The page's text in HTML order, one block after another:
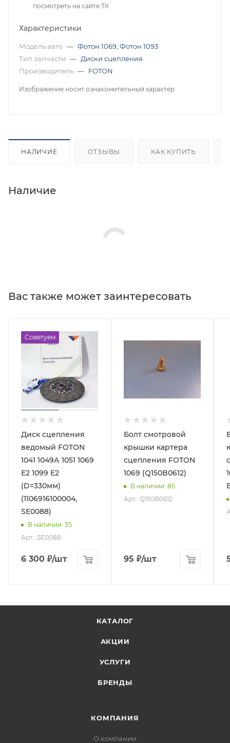
посмотреть на сайте ТК
Характеристики
Модель авто — Фотон 1069 Фотон 1093
Тип запчасти — Диски сцепления
Производитель — FOTON
Изображение носит ознакомительный характер
НАЛИЧИЕ ОТЗЫВЫ КАК КУПИТЬ
Наличие
Вас также может заинтересовать
Советуем
Диск сцепления
ведомый FOTON
1041 1049А 1051 1069
Е2 1099 Е2
(D=330мм)
(1106916100004,
SE0088)
В наличии: 35
Арт.: SE0088
6 300 ₽/шт
Болт смотровой
крышки картера
сцепления FOTON
1069 (Q150B0612)
В наличии: 85
Арт.: Q150B0612
95 ₽/шт
КАТАЛОГ
АКЦИИ
УСЛУГИ
БРЕНДЫ
КОМПАНИЯ
О компании